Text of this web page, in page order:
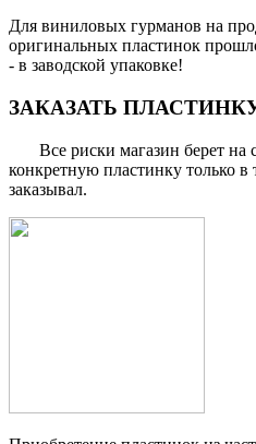
Для виниловых гурманов на
оригинальных пластинок
- в заводской упаковке!
ЗАКАЗАТЬ
Все риски магазин берет на
конкретную пластинку только в
заказывал.